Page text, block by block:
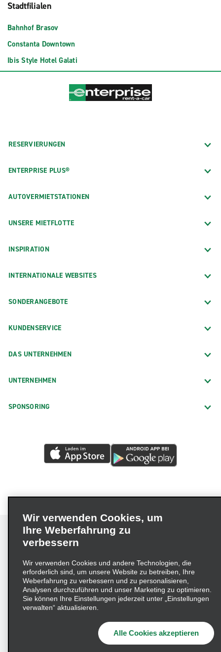
Stadtfilialen
Bahnhof Brasov
Constanta Downtown
Ibis Style Hotel Galati
RESERVIERUNGEN
ENTERPRISE PLUS®
AUTOVERMIETSTATIONEN
UNSERE MIETFLOTTE
INSPIRATION
INTERNATIONALE WEBSITES
SONDERANGEBOTE
KUNDENSERVICE
DAS UNTERNEHMEN
UNTERNEHMEN
SPONSORING
Impressum Nutzungsbedingungen
Datenschutzrichtlinie
Cookie-Richtlinie
Datenschutzoptionen
Lieferkettensorgfaltspflichtengesetz (LkSG) Grundsatzerklärung
Beschwerdeverfahren nach dem
© 2026 Enterprise Holdings, Inc. Alle Rechte vorbehalten
Wir verwenden Cookies, um
Ihre Weberfahrung zu
verbessern
Wir verwenden Cookies und andere Technologien, die
erforderlich sind, um unsere Website zu betreiben, Ihre
Weberfahrung zu verbessern und zu personalisieren,
Analysen durchzuführen und unser Marketing zu optimieren.
Sie können Ihre Einstellungen jederzeit unter „Einstellungen
verwalten“ aktualisieren.
Alle Cookies akzeptieren